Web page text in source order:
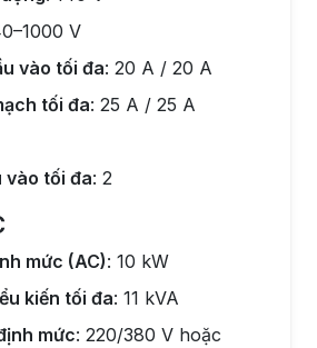
V
vào tối đa: 20 A / 20 A
tối đa: 25 A / 25 A
vào tối đa: 2
mức (AC): 10 kW
kiến tối đa: 11 kVA
mức: 220/380 V hoặc